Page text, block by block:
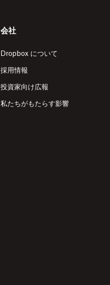
会社
Dropbox について
採用情報
投資家向け広報
私たちがもたらす影響